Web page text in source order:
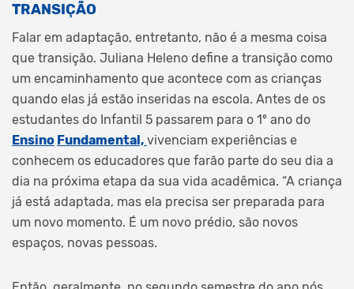
TRANSIÇÃO
Falar em adaptação, entretanto, não é a mesma coisa
que transição. Juliana Heleno define a transição como
um encaminhamento que acontece com as crianças
quando elas já estão inseridas na escola. Antes de os
estudantes do Infantil 5 passarem para o 1º ano do
Ensino Fundamental, vivenciam experiências e
conhecem os educadores que farão parte do seu dia a
dia na próxima etapa da sua vida acadêmica. “A criança
já está adaptada, mas ela precisa ser preparada para
um novo momento. É um novo prédio, são novos
espaços, novas pessoas.